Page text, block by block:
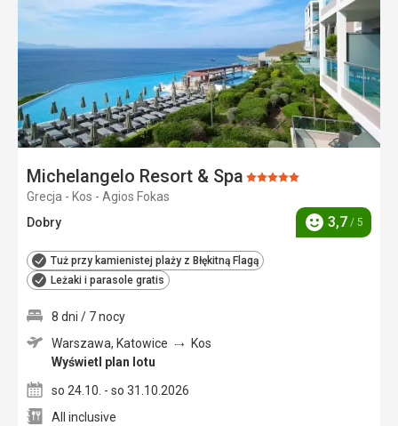
Michelangelo Resort & Spa Ocena:
Grecja - Kos - Agios Fokas
Dobry
Ocena
3,7 / 5
Tuż przy kamienistej plaży z Błękitną Flagą
Leżaki i parasole gratis
8 dni / 7 nocy
Warszawa, Katowice
Kos
Wyświetl plan lotu
so 24.10. - so 31.10.2026
All inclusive